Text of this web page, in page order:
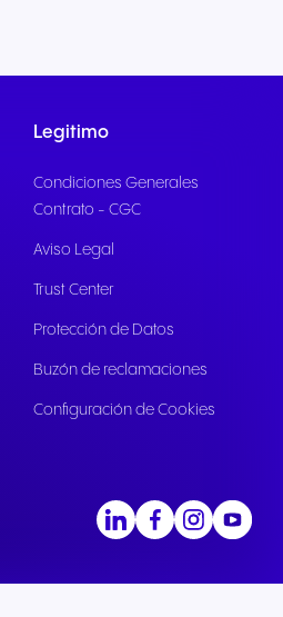
Legitimo
Condiciones Generales
Contrato - CGC
Aviso Legal
Trust Center
Protección de Datos
Buzón de reclamaciones
Configuración de Cookies